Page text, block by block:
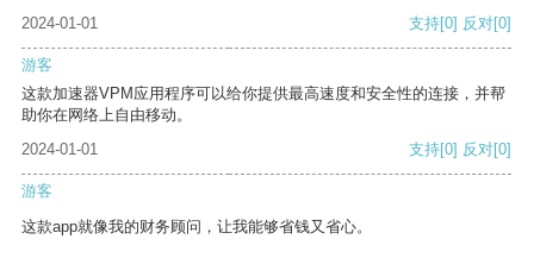
2024-01-01 支持[0] 反对[0]
游客
这款加速器VPM应用程序可以给你提供最高速度和安全性的连接，并帮
助你在网络上自由移动。
2024-01-01
支持[0] 反对[0]
游客
这款app就像我的财务顾问，让我能够省钱又省心。